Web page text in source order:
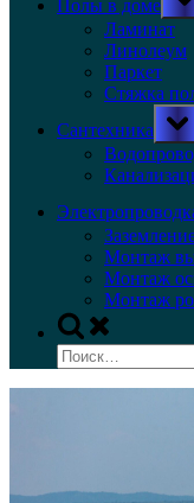
Полы в доме
sub-
Ламинат
Линолеум
Паркет
Стяжка
Сантехника
sub-
Монтаж
Монтаж
Монтаж
Toggle
search
form
Найти: